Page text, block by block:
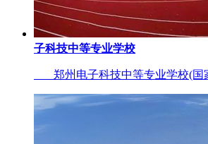
子科技中等专业学校
郑州电子科技中等专业学校(国